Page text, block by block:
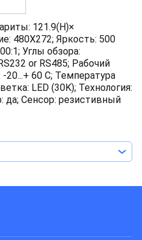
121.9(H)×
480Х272; Яркость: 500
Углы обзора:
or RS485; Рабочий
20...+ 60 С; Температура
LED (30K); Технология:
да; Сенсор: резистивный